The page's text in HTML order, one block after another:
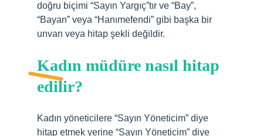
doğru biçimi “Sayın Yargıç”tır ve “Bay”,
“Bayan” veya “Hanımefendi” gibi başka bir
unvan veya hitap şekli değildir.
Kadın müdüre nasıl hitap
edilir?
Kadın yöneticilere “Sayın Yöneticim” diye
hitap etmek yerine “Sayın Yöneticim” diye